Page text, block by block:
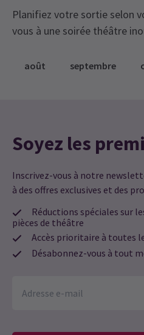
Planifiez votre sortie selon
vous à une soirée théâtre
août septembre
Soyez les
Inscrivez-vous à notre
à des offres exclusives et des
Réductions spéciales sur
pièces de théâtre
Accès prioritaire à toutes
Désabonnez-vous à tout